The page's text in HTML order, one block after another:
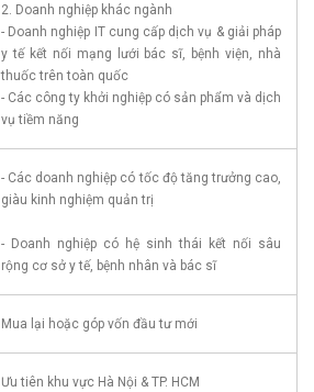
2. Doanh nghiệp khác ngành
- Doanh nghiệp IT cung cấp dịch vụ & giải pháp
y tế kết nối mạng lưới bác sĩ, bệnh viện, nhà
thuốc trên toàn quốc
- Các công ty khởi nghiệp có sản phẩm và dịch
vụ tiềm năng
- Các doanh nghiệp có tốc độ tăng trưởng cao,
giàu kinh nghiệm quản trị
- Doanh nghiệp có hệ sinh thái kết nối sâu
rộng cơ sở y tế, bệnh nhân và bác sĩ
Mua lại hoặc góp vốn đầu tư mới
Ưu tiên khu vực Hà Nội & TP. HCM